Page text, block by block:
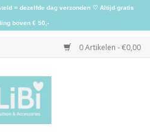
0 Artikelen - €0,00
= dezelfde dag verzonden ♡ Altijd gratis
boven € 50,-